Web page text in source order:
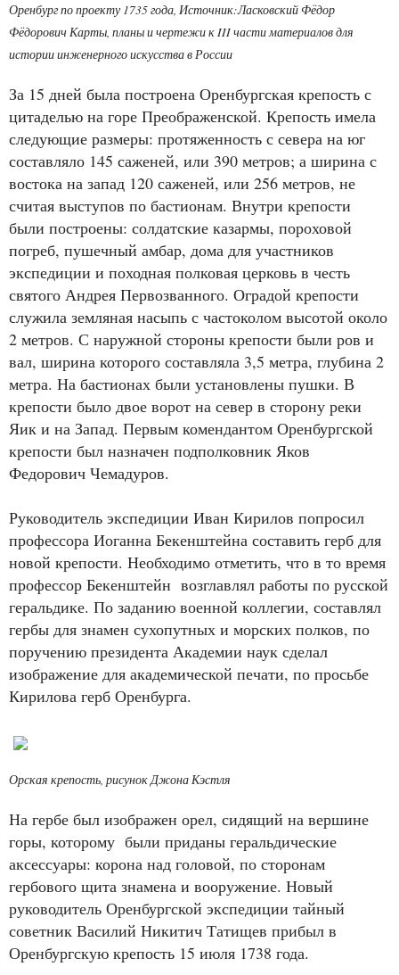
Оренбург по проекту 1735 года, Источник:Ласковский Фёдор
Фёдорович Карты, планы и чертежи к III части материалов для
истории инженерного искусства в России
За 15 дней была построена Оренбургская крепость с
цитаделью на горе Преображенской. Крепость имела
следующие размеры: протяженность с севера на юг
составляло 145 саженей, или 390 метров; а ширина с
востока на запад 120 саженей, или 256 метров, не
считая выступов по бастионам. Внутри крепости
были построены: солдатские казармы, пороховой
погреб, пушечный амбар, дома для участников
экспедиции и походная полковая церковь в честь
святого Андрея Первозванного. Оградой крепости
служила земляная насыпь с частоколом высотой около
2 метров. С наружной стороны крепости были ров и
вал, ширина которого составляла 3,5 метра, глубина 2
метра. На бастионах были установлены пушки. В
крепости было двое ворот на север в сторону реки
Яик и на Запад. Первым комендантом Оренбургской
крепости был назначен подполковник Яков
Федорович Чемадуров.
Руководитель экспедиции Иван Кирилов попросил
профессора Иоганна Бекенштейна составить герб для
новой крепости. Необходимо отметить, что в то время
профессор Бекенштейн возглавлял работы по русской
геральдике. По заданию военной коллегии, составлял
гербы для знамен сухопутных и морских полков, по
поручению президента Академии наук сделал
изображение для академической печати, по просьбе
Кирилова герб Оренбурга.
Орская крепость, рисунок Джона Кэстля
На гербе был изображен орел, сидящий на вершине
горы, которому были приданы геральдические
аксессуары: корона над головой, по сторонам
гербового щита знамена и вооружение. Новый
руководитель Оренбургской экспедиции тайный
советник Василий Никитич Татищев прибыл в
Оренбургскую крепость 15 июля 1738 года.